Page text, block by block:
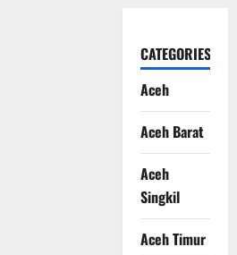
CATEGORIES
Aceh
Aceh Barat
Aceh
Singkil
Aceh Timur